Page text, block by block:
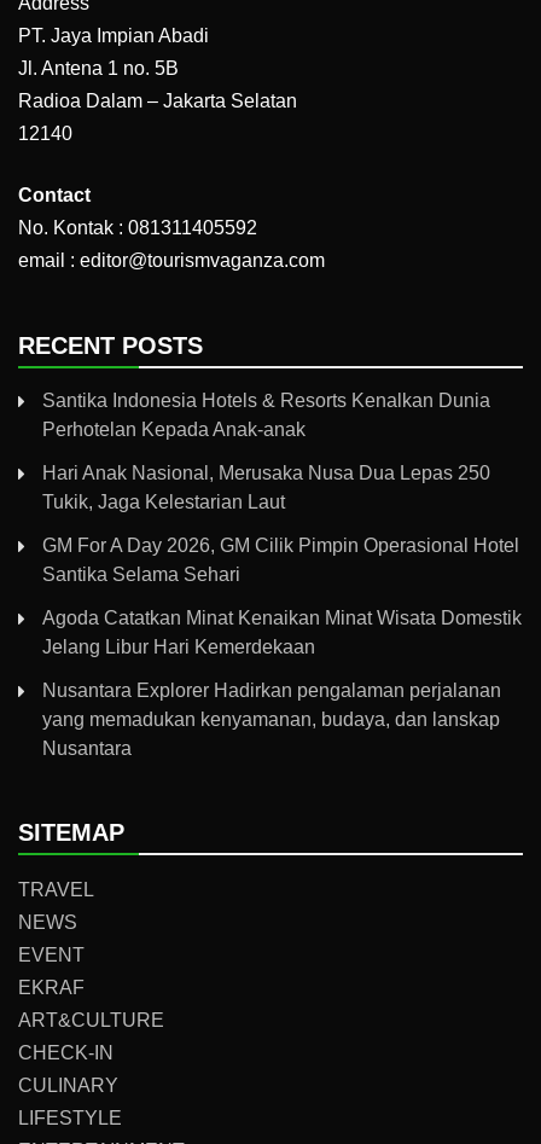
PT. Jaya Impian Abadi
Jl. Antena 1 no. 5B
Radioa Dalam – Jakarta Selatan
12140
Contact
No. Kontak : 081311405592
email : editor@tourismvaganza.com
RECENT POSTS
Santika Indonesia Hotels & Resorts Kenalkan Dunia
Perhotelan Kepada Anak-anak
Hari Anak Nasional, Merusaka Nusa Dua Lepas 250
Tukik, Jaga Kelestarian Laut
GM For A Day 2026, GM Cilik Pimpin Operasional Hotel
Santika Selama Sehari
Agoda Catatkan Minat Kenaikan Minat Wisata Domestik
Jelang Libur Hari Kemerdekaan
Nusantara Explorer Hadirkan pengalaman perjalanan
yang memadukan kenyamanan, budaya, dan lanskap
Nusantara
SITEMAP
TRAVEL
NEWS
EVENT
EKRAF
ART&CULTURE
CHECK-IN
CULINARY
LIFESTYLE